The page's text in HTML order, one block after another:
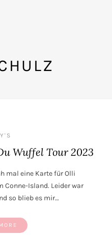
Wuffel Tour 2023
mal eine Karte für Olli
Conne-Island. Leider war
so blieb es mir…